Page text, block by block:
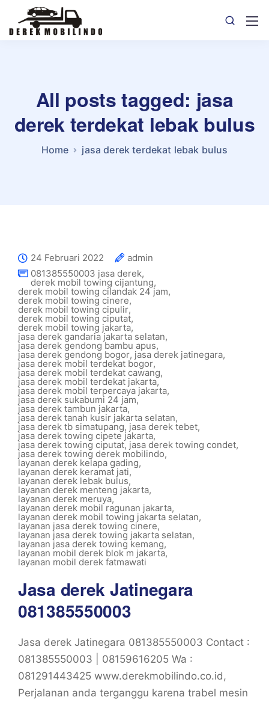
All posts tagged: jasa
derek terdekat lebak bulus
Home jasa derek terdekat lebak bulus
24 Februari 2022
admin
081385550003 jasa derek,
derek mobil towing cijantung,
derek mobil towing cilandak 24 jam,
derek mobil towing cinere,
derek mobil towing cipulir,
derek mobil towing ciputat,
derek mobil towing jakarta,
jasa derek gandaria jakarta selatan,
jasa derek gendong bambu apus,
jasa derek gendong bogor, jasa derek jatinegara,
jasa derek mobil terdekat bogor,
jasa derek mobil terdekat cawang,
jasa derek mobil terdekat jakarta,
jasa derek mobil terpercaya jakarta,
jasa derek sukabumi 24 jam,
jasa derek tambun jakarta,
jasa derek tanah kusir jakarta selatan,
jasa derek tb simatupang, jasa derek tebet,
jasa derek towing cipete jakarta,
jasa derek towing ciputat, jasa derek towing condet,
jasa derek towing derek mobilindo,
layanan derek kelapa gading,
layanan derek keramat jati,
layanan derek lebak bulus,
layanan derek menteng jakarta,
layanan derek meruya,
layanan derek mobil ragunan jakarta,
layanan derek mobil towing jakarta selatan,
layanan jasa derek towing cinere,
layanan jasa derek towing jakarta selatan,
layanan jasa derek towing kemang,
layanan mobil derek blok m jakarta,
layanan mobil derek fatmawati
Jasa derek Jatinegara
081385550003
Jasa derek Jatinegara 081385550003 Contact :
081385550003 | 08159616205 Wa :
081291443425 www.derekmobilindo.co.id,
Perjalanan anda terganggu karena trabel mesin